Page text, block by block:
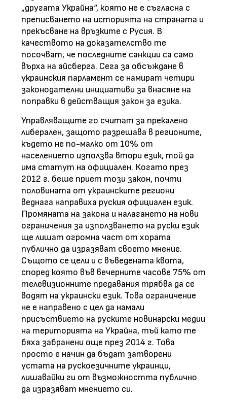
„другата Украйна“, която не е съгласна с
преписването на историята на страната и
прекъсване на връзките с Русия. В
качеството на доказателство те
посочват, че последните санкции са само
върха на айсберга. Сега за обсъждане в
украинския парламент се намират четири
законодателни инициативи за внасяне на
поправки в действащия закон за езика.
Управляващите го считат за прекалено
либерален, защото разрешава в регионите,
където не по-малко от 10% от
населението използва втори език, той да
има статут на официален. Когато през
2012 г. беше приет този закон, почти
половината от украинските региони
веднага направиха руския официален език.
Промяната на закона и налагането на нови
ограничения за използването на руски език
ще лишат огромна част от хората
публично да изразяват своето мнение.
Същото се цели и с въведената квота,
според която във вечерните часове 75% от
телевизионните предавания трябва да се
водят на украински език. Това ограничение
не е направено с цел да намали
присъствието на руските новинарски медии
на територията на Украйна, тъй като те
бяха забранени още през 2014 г. Това
просто е начин да бъдат затворени
устата на рускоезичните украинци,
лишавайки ги от възможността публично
да изразяват мнението си.